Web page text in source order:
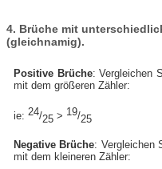
4. Brüche mit
(gleichnamig).
Positive Brüche: Vergleichen
mit dem größeren Zähler:
ie:24/25 > 19/25
Negative Brüche: Vergleichen
mit dem kleineren Zähler: